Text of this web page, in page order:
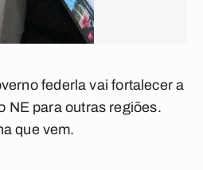
federla vai fortalecer a
NE para outras regiões.
que vem.